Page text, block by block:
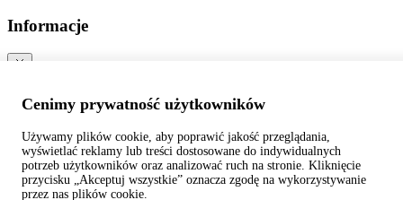
Informacje
Kontakt
Bezpieczeństwo produktów
webtom.pl
Cenimy prywatność użytkowników
Używamy plików cookie, aby poprawić jakość przeglądania,
wyświetlać reklamy lub treści dostosowane do indywidualnych
potrzeb użytkowników oraz analizować ruch na stronie. Kliknięcie
przycisku „Akceptuj wszystkie” oznacza zgodę na wykorzystywanie
przez nas plików cookie.